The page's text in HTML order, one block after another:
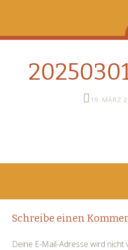
19. MÄRZ
Post
Schreibe einen
Deine E-Mail-Adresse wird nicht